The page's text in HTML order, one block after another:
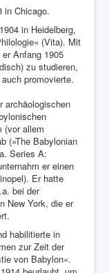
in Chicago.
in Heidelberg,
(Vita). Mit
Anfang 1905
zu studieren,
promovierte.
archäologischen
(vor allem
(»The Babylonian
Series A:
er einen
Er hatte
bei der
New York, die er
habilitierte in
zur Zeit der
von Babylon«.